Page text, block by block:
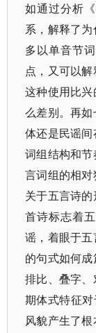
如通过分析
系，解释了
多以单音节
点，又可以
这种使用比
么差别。再
体还是民谣
词组结构和
言词组的相
关于五言诗
首诗标志着
谣，着眼于
的句式如何
排比、叠字
期体式特征
风貌产生了